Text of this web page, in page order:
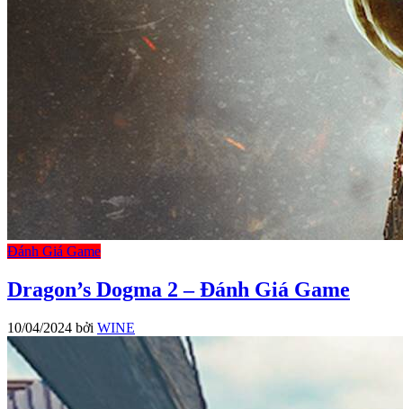
Đánh Giá Game
Dragon’s Dogma 2 – Đánh Giá Game
10/04/2024 bởi WINE